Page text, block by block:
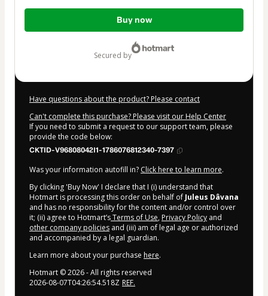
Total
Buy now
secured by
Have questions about the product? Please contact
Can't complete this purchase? Please visit our Help Center
If you need to submit a request to our support team, please
provide the code below:
CKTID-V96808042I1-1786076812340-7397
Was your information autofill in? Click here to learn more.
By clicking 'Buy Now' I declare that I (i) understand that
Hotmart is processing this order on behalf of Juleus Dâvana
and has no responsibility for the content and/or control over
it; (ii) agree to Hotmart’sTerms of Use, Privacy Policy and
other company policies and (iii) am of legal age or authorized
and accompanied by a legal guardian.
Learn more about your purchase here.
Hotmart ©2026- All rights reserved
2026-08-07T04:26:54.518Z REF.